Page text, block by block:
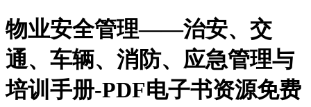
物业安全管理——治安、交
通、车辆、消防、应急管理与
培训手册-PDF电子书资源免费